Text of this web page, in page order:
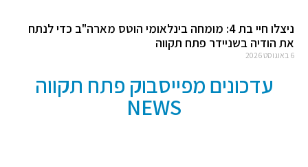
ניצלו חיי בת 4: מומחה בינלאומי הוטס מארה"ב כדי לנתח
את הודיה בשניידר פתח תקווה
6 באוגוסט 2026
עדכונים מפייסבוק פתח תקווה
NEWS